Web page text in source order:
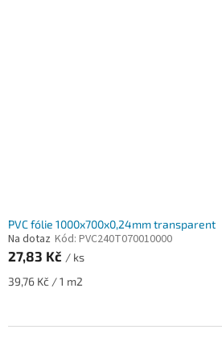
PVC fólie 1000x700x0,24mm transparent
Na dotaz Kód: PVC240T070010000
27,83 Kč / ks
Měrná
39,76 Kč / 1 m2